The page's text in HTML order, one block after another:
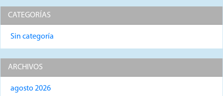
CATEGORÍAS
Sin categoría
ARCHIVOS
agosto 2026